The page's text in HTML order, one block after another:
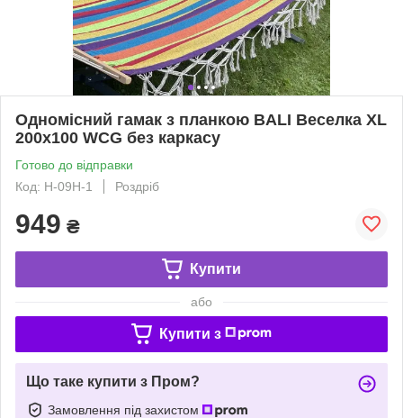
Одномісний гамак з планкою BALI Веселка XL
200х100 WCG без каркасу
Готово до відправки
Код: H-09H-1
Роздріб
949 ₴
Купити
або
Купити з
Що таке купити з Пром?
Замовлення під захистом